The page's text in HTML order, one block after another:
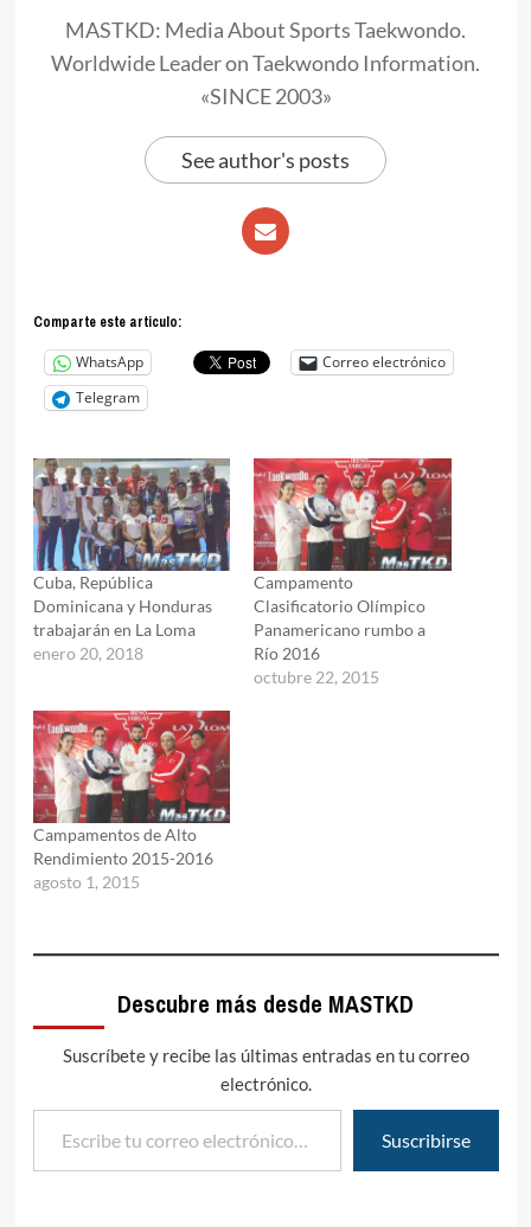
MASTKD: Media About Sports Taekwondo.
Worldwide Leader on Taekwondo Information.
«SINCE 2003»
See author's posts
Comparte este articulo:
WhatsApp
Correo electrónico
Telegram
Cuba, República
Dominicana y Honduras
trabajarán en La Loma
enero 20, 2018
Campamento
Clasificatorio Olímpico
Panamericano rumbo a
Río 2016
octubre 22, 2015
Campamentos de Alto
Rendimiento 2015-2016
agosto 1, 2015
Descubre más desde MASTKD
Suscríbete y recibe las últimas entradas en tu correo
electrónico.
Escribe tu correo electrónico…
Suscribirse